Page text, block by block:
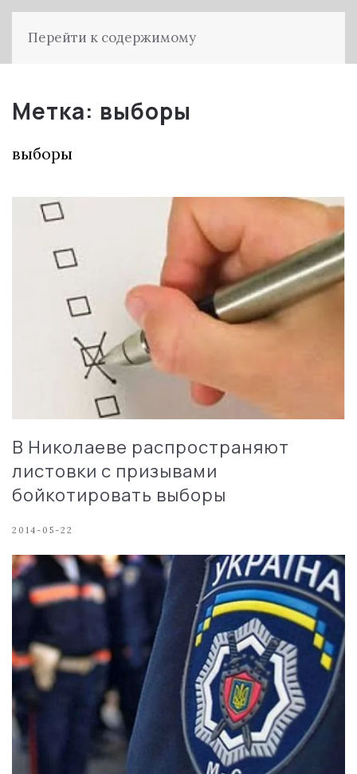
Перейти к содержимому
Метка: выборы
выборы
В Николаеве распространяют
листовки с призывами
бойкотировать выборы
2014-05-22